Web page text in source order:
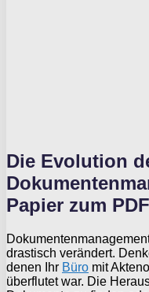
Die Evolution
Papier zum PDF
drastisch verändert.
denen Ihr Büro mit
überflutet war. Die